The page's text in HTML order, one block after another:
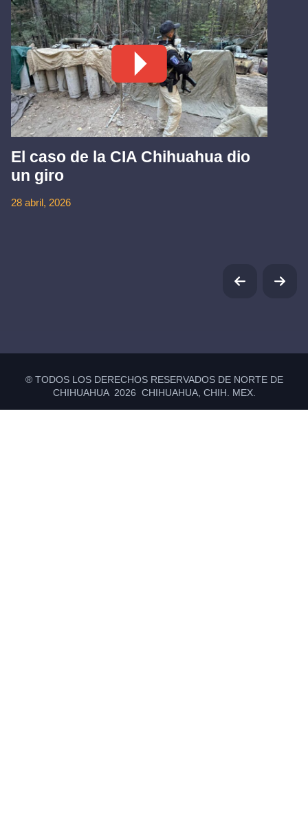
El caso de la CIA Chihuahua dio
un giro
28 abril, 2026
® TODOS LOS DERECHOS RESERVADOS DE NORTE DE
CHIHUAHUA 2026 CHIHUAHUA, CHIH. MEX.